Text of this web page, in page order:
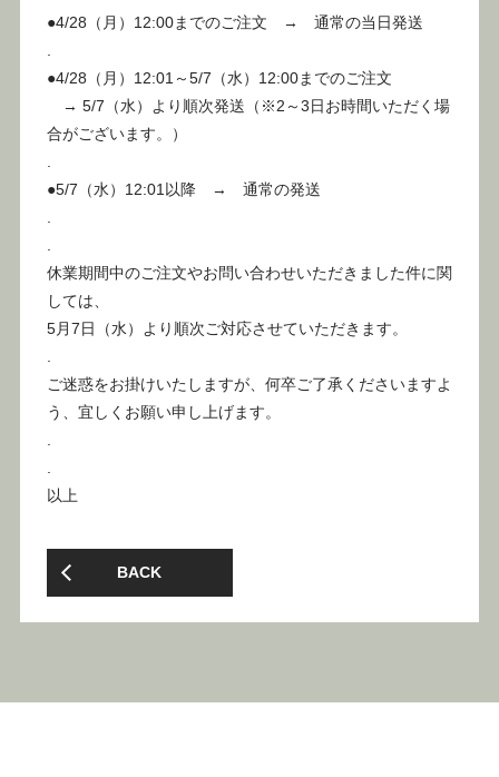
●4/28（月）12:00までのご注文 → 通常の当日発送
●4/28（月）12:01～5/7（水）12:00までのご注文
→ 5/7（水）より順次発送（※2～3日お時間いただく場
合がございます。）
●5/7（水）12:01以降 → 通常の発送
休業期間中のご注文やお問い合わせいただきました件に関
しては、
5月7日（水）より順次ご対応させていただきます。
ご迷惑をお掛けいたしますが、何卒ご了承くださいますよ
う、宜しくお願い申し上げます。
以上
BACK